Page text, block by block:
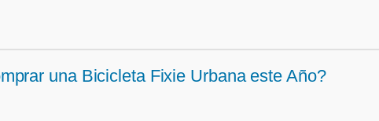
una Bicicleta Fixie Urbana este Año?